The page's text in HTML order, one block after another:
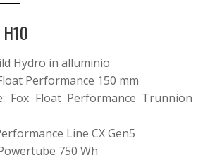
Hydro in alluminio
Performance 150 mm
Fox Float Performance Trunnion
Line CX Gen5
750 Wh